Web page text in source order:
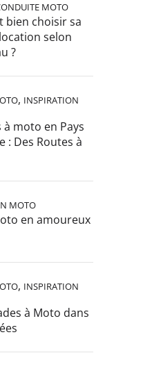
MOTO
bien choisir sa
selon
?
, INSPIRATION
à moto en Pays
: Des Routes à
MOTO
en amoureux
, INSPIRATION
à Moto dans